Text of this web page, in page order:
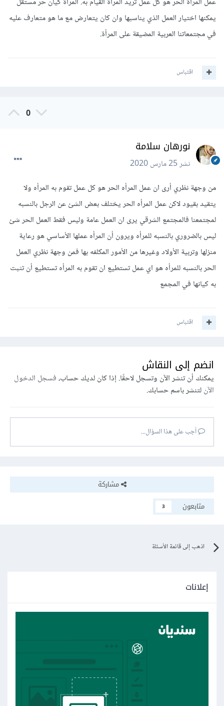
يمكنها اختيار العمل الذي يناسبها وان كان يتعارض مع ما هو متعارف عليه
في مجتمعاتنا العربية المضيقة على المرأة.
اقتباس
0
نورهان سلامة
نشر25 مارس 2020
من وجهة نظري أرى ان عمل المرأه الحر هو كل عمل تقوم به المرأه ولا
يتقيد بقيود لاكن عمل المرأه الحر يختلف بعض الشئ عن الرجل بالنسبه
لمجتمعنا فالمجتمع الشرقي يرى ان العمل عامة وليس فقط العمل الحر شئ
ليس بالضروري بالنسبه للمرأه ويرون أن المرأه عملها الأساسي هو رعاية
منزلها وتربية الأولاد وغيرها من الأمور المكلفه بها فمن وجهة نظري العمل
الحر بالنسبه للمرأه هو اي عمل تستطيع ان تقوم به المرأه تستطيع أن تثبت
به كيانها في المجمع
اقتباس
انضم إلى النقاش
يمكنك أن تنشر الآن وتسجل لاحقًا. إذا كان لديك حساب،فسجل الدخول
الآنلتنشر باسم حسابك.
أجب على هذا السؤال...
مشاركة
متابعون
3
اذهب إلى قائمة الأسئلة
إعلانات